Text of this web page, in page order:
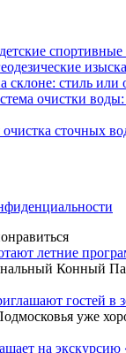
склоне: стиль или
очистки
сточных
летние
Конный
гостей в
уже
на экскурсию